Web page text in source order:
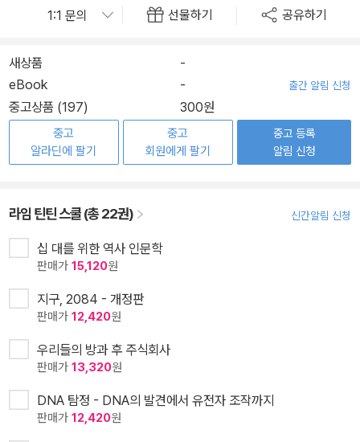
선물하기 공유하기
새상품
-
eBook
- 출간 알림 신청
중고상품 (197) 300원
중고
알라딘에 팔기
중고
회원에게 팔기
중고 등록
알림 신청
라임 틴틴 스쿨 (총 22권) 신간알림 신청
십 대를 위한 역사 인문학
판매가 15,120원
지구, 2084 - 개정판
판매가 12,420원
우리들의 방과 후 주식회사
판매가 13,320원
DNA 탐정 - DNA의 발견에서 유전자 조작까지
판매가 12,420원